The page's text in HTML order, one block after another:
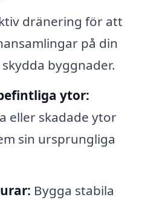
dränering för att
på din
byggnader.
ytor:
eller skadade ytor
sin ursprungliga
Bygga stabila